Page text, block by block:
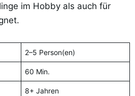
im Hobby als auch für
2–5 Person(en)
60 Min.
8+ Jahren